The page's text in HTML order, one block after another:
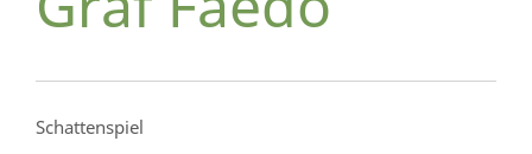
Schattenspiel